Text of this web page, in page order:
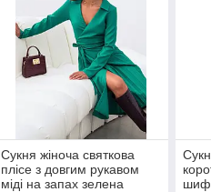
Сукня жіноча святкова
плісе з довгим рукавом
міді на запах зелена